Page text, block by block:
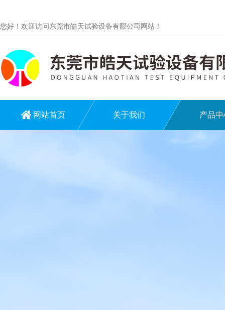
您好！欢迎访问东莞市皓天试验设备有限公司网站！
网站首页 关于我们 产品中